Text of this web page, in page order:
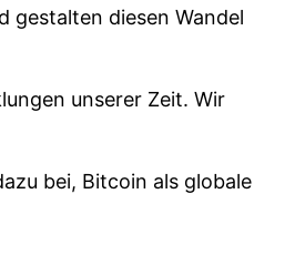
gestalten diesen Wandel
unserer Zeit. Wir
bei, Bitcoin als globale